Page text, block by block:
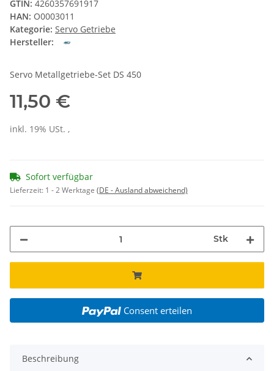
GTIN: 4260357691917
HAN: O0003011
Kategorie: Servo Getriebe
Hersteller:
Servo Metallgetriebe-Set DS 450
11,50 €
inkl. 19% USt. ,
Sofort verfügbar
Lieferzeit: 1 - 2 Werktage (DE - Ausland abweichend)
Stk
Consent erteilen
Beschreibung